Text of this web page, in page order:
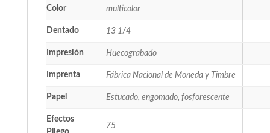
Color multicolor
Dentado 13 1/4
Impresión Huecograbado
Imprenta Fábrica Nacional de Moneda y Timbre
Papel Estucado, engomado, fosforescente
Efectos
75